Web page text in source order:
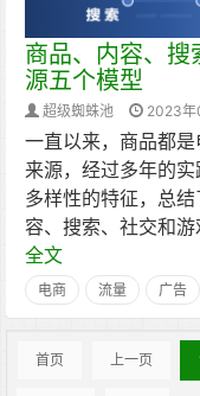
商品、内容、搜
源五个模型
超级蜘蛛池 2023年
一直以来，商品都
来源，经过多年的
多样性的特征，总
容、搜索、社交和
全文
电商 流量 广告
首页 上一页